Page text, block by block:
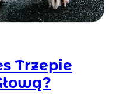
Trzepie